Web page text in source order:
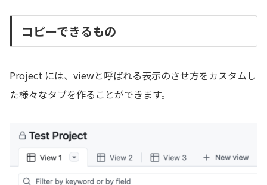
コピーできるもの
Project には、viewと呼ばれる表示のさせ方をカスタムし
た様々なタブを作ることができます。